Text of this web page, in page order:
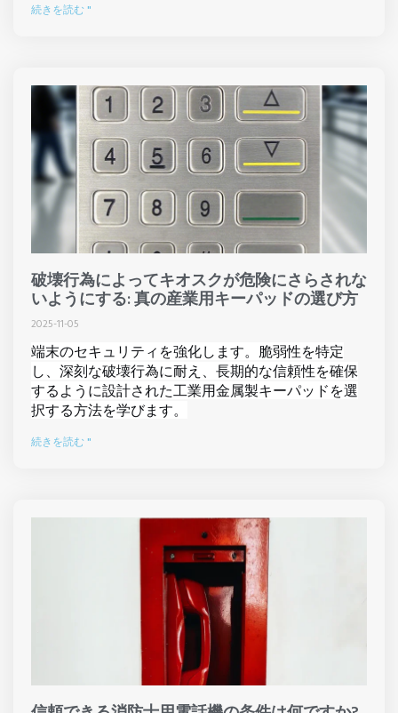
続きを読む "
破壊行為によってキオスクが危険にさらされな
いようにする: 真の産業用キーパッドの選び方
2025-11-05
端末のセキュリティを強化します。脆弱性を特定
し、深刻な破壊行為に耐え、長期的な信頼性を確保
するように設計された工業用金属製キーパッドを選
択する方法を学びます。
続きを読む "